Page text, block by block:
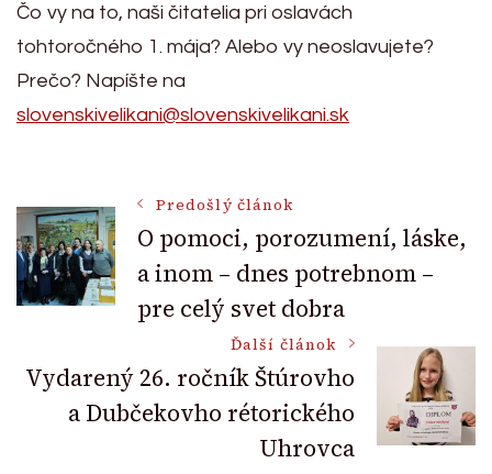
Čo vy na to, naši čitatelia pri oslavách
tohtoročného 1. mája? Alebo vy neoslavujete?
Prečo? Napíšte na
slovenskivelikani@slovenskivelikani.sk
Post
Navigation
Predošlý článok
O pomoci, porozumení, láske,
a inom – dnes potrebnom –
pre celý svet dobra
Ďalší článok
Vydarený 26. ročník Štúrovho
a Dubčekovho rétorického
Uhrovca